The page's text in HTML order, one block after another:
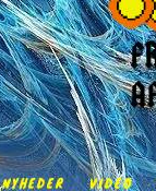
NYHEDER VIDEO